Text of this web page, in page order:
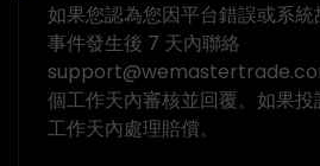
如果您認為您因平台錯誤或系
事件發生後 7 天內聯絡
個工作天內審核並回覆。如果
工作天內處理賠償。